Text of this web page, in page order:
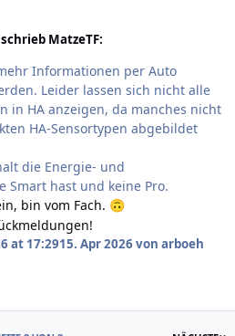
MatzeTF:
Informationen per Auto
Leider lassen sich nicht alle
in HA anzeigen, da manches nicht
HA-Sensortypen abgebildet
die Energie- und
Smart hast und keine Pro.
bin vom Fach. 🙃
at 17:2915. Apr 2026 von arboeh